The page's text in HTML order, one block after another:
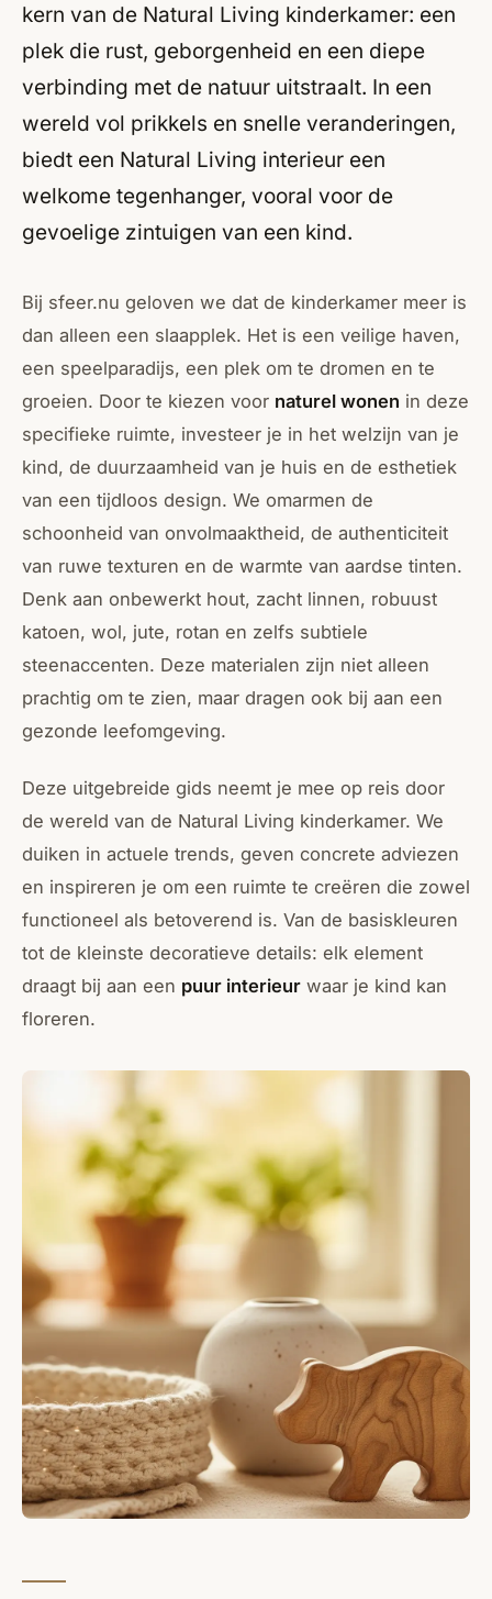
kern van de Natural Living kinderkamer: een
plek die rust, geborgenheid en een diepe
verbinding met de natuur uitstraalt. In een
wereld vol prikkels en snelle veranderingen,
biedt een Natural Living interieur een
welkome tegenhanger, vooral voor de
gevoelige zintuigen van een kind.
Bij sfeer.nu geloven we dat de kinderkamer meer is
dan alleen een slaapplek. Het is een veilige haven,
een speelparadijs, een plek om te dromen en te
groeien. Door te kiezen voor naturel wonen in deze
specifieke ruimte, investeer je in het welzijn van je
kind, de duurzaamheid van je huis en de esthetiek
van een tijdloos design. We omarmen de
schoonheid van onvolmaaktheid, de authenticiteit
van ruwe texturen en de warmte van aardse tinten.
Denk aan onbewerkt hout, zacht linnen, robuust
katoen, wol, jute, rotan en zelfs subtiele
steenaccenten. Deze materialen zijn niet alleen
prachtig om te zien, maar dragen ook bij aan een
gezonde leefomgeving.
Deze uitgebreide gids neemt je mee op reis door
de wereld van de Natural Living kinderkamer. We
duiken in actuele trends, geven concrete adviezen
en inspireren je om een ruimte te creëren die zowel
functioneel als betoverend is. Van de basiskleuren
tot de kleinste decoratieve details: elk element
draagt bij aan een puur interieur waar je kind kan
floreren.